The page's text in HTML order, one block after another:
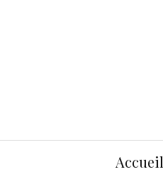
Accueil